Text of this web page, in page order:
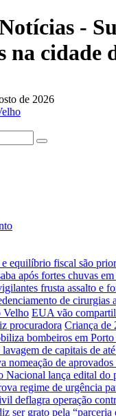
-
na cidade
de 2026
equilíbrio fiscal são
após fortes chuvas
frusta assalto e
de cirurgias
Velho EUA vão
procuradora Criança de
bombeiros em
de capitais de
nomeação de
Nacional lança edital do
regime de urgência
deflagra operação
ser grato pela “parceria